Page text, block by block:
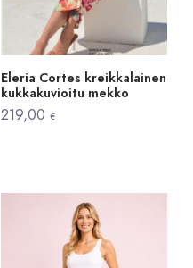
Eleria Cortes kreikkalainen
kukkakuvioitu mekko
219,00 €